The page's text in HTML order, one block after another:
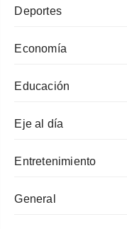
Deportes
Economía
Educación
Eje al día
Entretenimiento
General